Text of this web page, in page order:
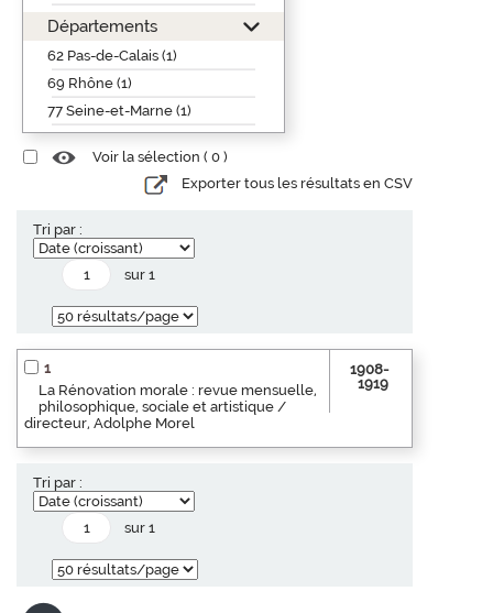
Départements
62 Pas-de-Calais (1)
69 Rhône (1)
77 Seine-et-Marne (1)
Voir la sélection ( 0 )
Exporter tous les résultats en CSV
Tri par :
sur 1
1
La Rénovation morale : revue mensuelle,
philosophique, sociale et artistique /
directeur, Adolphe Morel
1908-
1919
Tri par :
sur 1